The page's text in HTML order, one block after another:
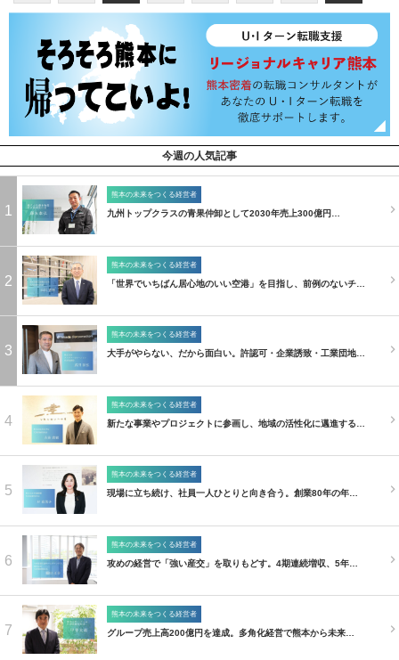
今週の人気記事
1
熊本の未来をつくる経営者
九州トップクラスの青果仲卸として2030年売上300億円…
2
熊本の未来をつくる経営者
「世界でいちばん居心地のいい空港」を目指し、前例のないチ…
3
熊本の未来をつくる経営者
大手がやらない、だから面白い。許認可・企業誘致・工業団地…
4
熊本の未来をつくる経営者
新たな事業やプロジェクトに参画し、地域の活性化に邁進する…
5
熊本の未来をつくる経営者
現場に立ち続け、社員一人ひとりと向き合う。創業80年の年…
6
熊本の未来をつくる経営者
攻めの経営で「強い産交」を取りもどす。4期連続増収、5年…
7
熊本の未来をつくる経営者
グループ売上高200億円を達成。多角化経営で熊本から未来…